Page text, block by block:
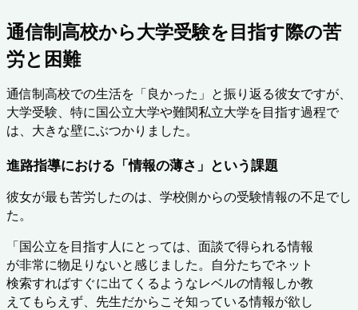
通信制高校から大学受験を目指す際の苦
労と困難
通信制高校での生活を「良かった」と振り返る彼女ですが、
大学受験、特に国公立大学や難関私立大学を目指す過程で
は、大きな壁にぶつかりました。
進路指導における「情報の薄さ」という課題
彼女が最も苦労したのは、学校側からの受験情報の不足でし
た。
「国公立を目指す人にとっては、面談で得られる情報
が非常に物足りないと感じました。自分たちでネット
検索すればすぐに出てくるようなレベルの情報しか教
えてもらえず、先生だからこそ知っている情報が欲し